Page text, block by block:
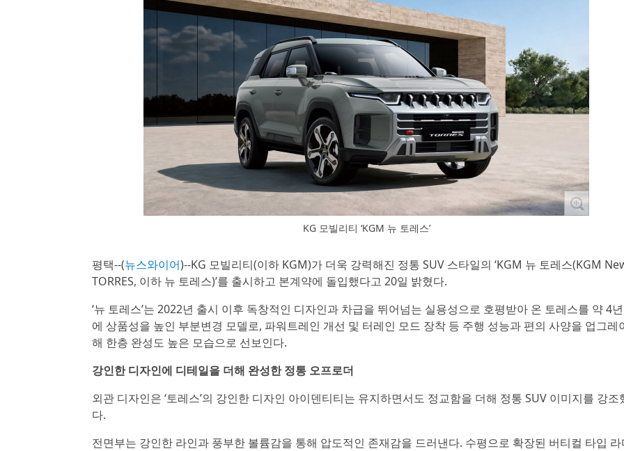
KG 모빌리티 ‘KGM 뉴 토레스’
평택--(뉴스와이어)--KG 모빌리티(이하 KGM)가 더욱 강력해진 정통 SUV 스타일의 ‘KGM 뉴 토레스(KGM
TORRES, 이하 뉴 토레스)’를 출시하고 본계약에 돌입했다고 20일 밝혔다.
‘뉴 토레스’는 2022년 출시 이후 독창적인 디자인과 차급을 뛰어넘는 실용성으로 호평받아 온 토레스를 약 4
에 상품성을 높인 부분변경 모델로, 파워트레인 개선 및 터레인 모드 장착 등 주행 성능과 편의 사양을 업그레
해 한층 완성도 높은 모습으로 선보인다.
강인한 디자인에 디테일을 더해 완성한 정통 오프로더
외관 디자인은 ‘토레스’의 강인한 디자인 아이덴티티는 유지하면서도 정교함을 더해 정통 SUV 이미지를 강조
다.
전면부는 강인한 라인과 풍부한 볼륨감을 통해 압도적인 존재감을 드러낸다. 수평으로 확장된 버티컬 타입 라